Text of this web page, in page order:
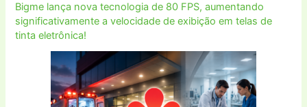
Bigme lança nova tecnologia de 80 FPS, aumentando
significativamente a velocidade de exibição em telas de
tinta eletrônica!